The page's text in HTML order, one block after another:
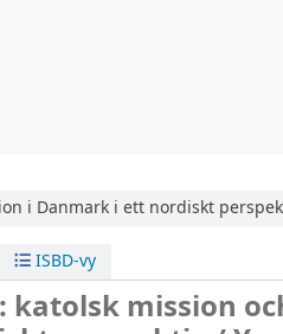
i Danmark i ett nordiskt
ISBD-vy
katolsk mission